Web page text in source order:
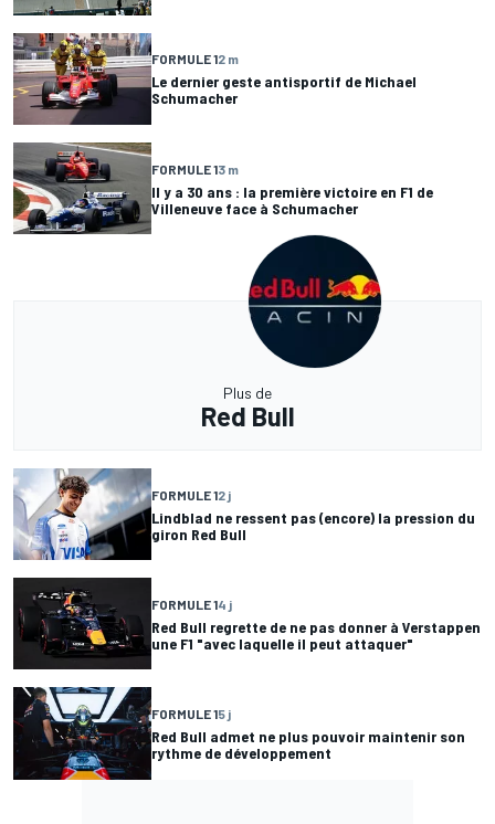
FORMULE 12 m
Le dernier geste antisportif de Michael
Schumacher
FORMULE 13 m
Il y a 30 ans : la première victoire en F1 de
Villeneuve face à Schumacher
Plus de
Red Bull
FORMULE 12 j
Lindblad ne ressent pas (encore) la pression du
giron Red Bull
FORMULE 14 j
Red Bull regrette de ne pas donner à Verstappen
une F1 "avec laquelle il peut attaquer"
FORMULE 15 j
Red Bull admet ne plus pouvoir maintenir son
rythme de développement